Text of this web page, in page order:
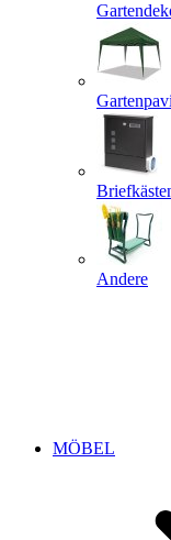
Andere
MÖBEL